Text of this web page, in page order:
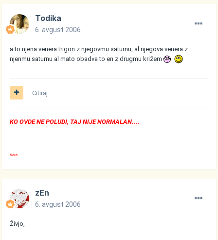
Todika
6. avgust 2006
a to njena venera trigon z njegovmu saturnu, al njegova venera z
njenmu saturnu al mato obadva to en z drugmu križem
Citiraj
KO OVDE NE POLUDI, TAJ NIJE NORMALAN....
Bora
zEn
6. avgust 2006
Živjo,